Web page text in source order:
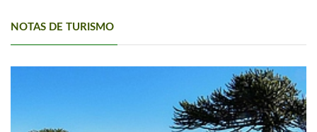
NOTAS DE TURISMO